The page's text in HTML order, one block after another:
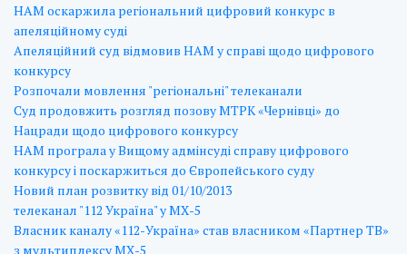
НАМ оскаржила регіональний цифровий конкурс в
апеляційному суді
Апеляційний суд відмовив НАМ у справі щодо цифрового
конкурсу
Розпочали мовлення "регіональні" телеканали
Суд продовжить розгляд позову МТРК «Чернівці» до
Нацради щодо цифрового конкурсу
НАМ програла у Вищому адмінсуді справу цифрового
конкурсу і поскаржиться до Європейського суду
Новий план розвитку від 01/10/2013
телеканал "112 Україна" у МХ-5
Власник каналу «112-Україна» став власником «Партнер ТВ»
з мультиплексу МХ-5